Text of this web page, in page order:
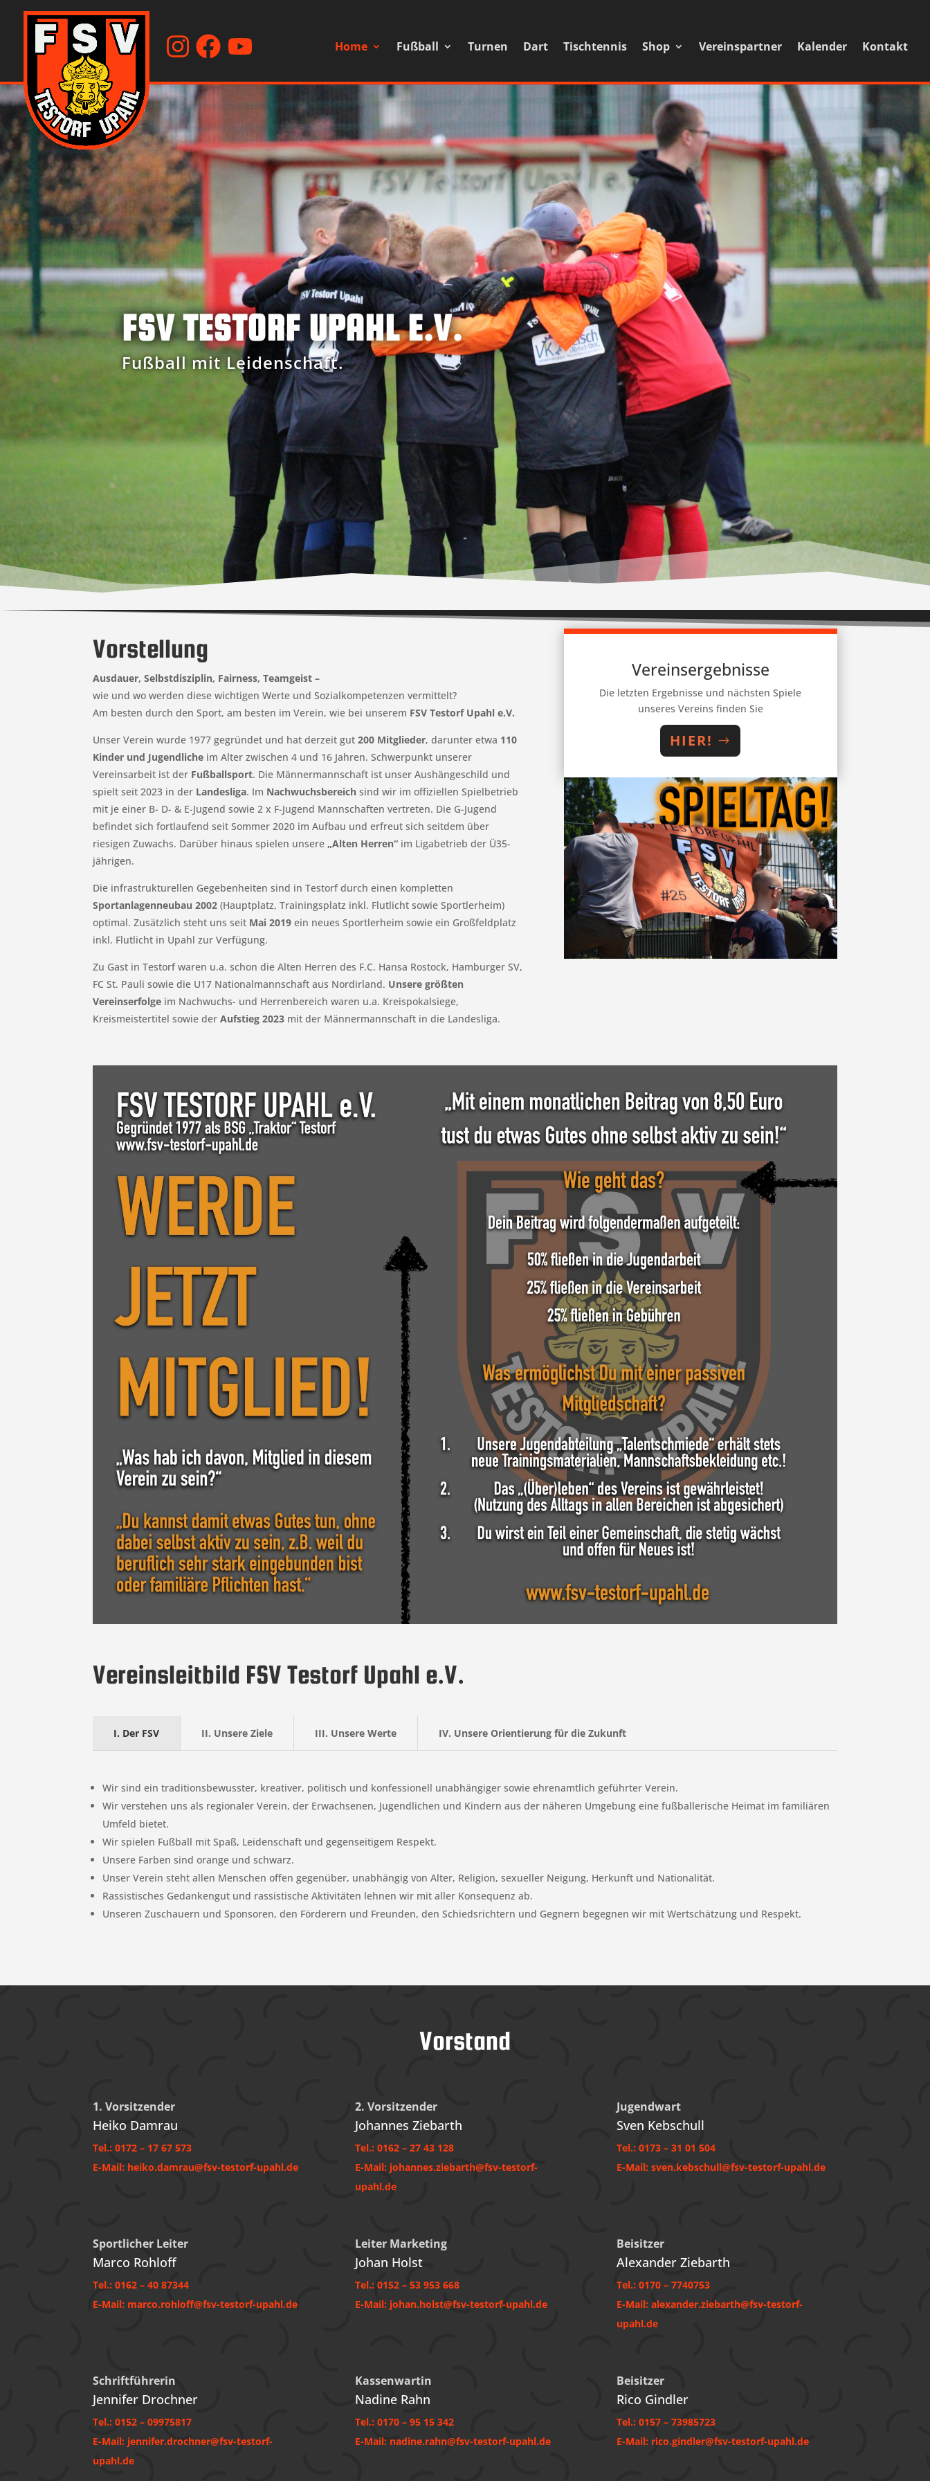
Home Fußball Turnen Dart Tischtennis Shop Vereinspartner Kalender Kontakt
FSV TESTORF UPAHL E.V.
Fußball mit Leidenschaft.
Vorstellung
Ausdauer, Selbstdisziplin, Fairness, Teamgeist –
wie und wo werden diese wichtigen Werte und Sozialkompetenzen vermittelt?
Am besten durch den Sport, am besten im Verein, wie bei unserem FSV Testorf Upahl e.V.
Unser Verein wurde 1977 gegründet und hat derzeit gut200 Mitglieder, darunter etwa 110
Kinder und Jugendliche im Alter zwischen 4 und 16 Jahren. Schwerpunkt unserer
Vereinsarbeit ist der Fußballsport. Die Männermannschaft ist unser Aushängeschild und
spielt seit 2023 in der Landesliga. Im Nachwuchsbereich sind wir im offiziellen Spielbetrieb
mit je einer B- D- & E-Jugend sowie 2 x F-Jugend Mannschaften vertreten. Die G-Jugend
befindet sich fortlaufend seit Sommer 2020 im Aufbau und erfreut sich seitdem über
riesigen Zuwachs. Darüber hinaus spielen unsere„Alten Herren“ im Ligabetrieb der Ü35-
jährigen.
Die infrastrukturellen Gegebenheiten sind in Testorf durch einen kompletten
Sportanlagenneubau 2002 (Hauptplatz, Trainingsplatz inkl. Flutlicht sowie Sportlerheim)
optimal. Zusätzlich steht uns seit Mai 2019 ein neues Sportlerheim sowie ein Großfeldplatz
inkl. Flutlicht in Upahl zur Verfügung.
Zu Gast in Testorf waren u.a. schon die Alten Herren des F.C. Hansa Rostock, Hamburger SV,
FC St. Pauli sowie die U17 Nationalmannschaft aus Nordirland. Unsere größten
Vereinserfolge im Nachwuchs- und Herrenbereich waren u.a. Kreispokalsiege,
Kreismeistertitel sowie derAufstieg 2023 mit der Männermannschaft in die Landesliga.
Vereinsergebnisse
Die letzten Ergebnisse und nächsten Spiele
unseres Vereins finden Sie
HIER!
Vereinsleitbild FSV Testorf Upahl e.V.
I. Der FSV II. Unsere Ziele III. Unsere Werte IV. Unsere Orientierung für die Zukunft
Wir sind ein traditionsbewusster, kreativer, politisch und konfessionell unabhängiger sowie ehrenamtlich geführter Verein.
Wir verstehen uns als regionaler Verein, der Erwachsenen, Jugendlichen und Kindern aus der näheren Umgebung eine fußballerische Heimat im familiären
Umfeld bietet.
Wir spielen Fußball mit Spaß, Leidenschaft und gegenseitigem Respekt.
Unsere Farben sind orange und schwarz.
Unser Verein steht allen Menschen offen gegenüber, unabhängig von Alter, Religion, sexueller Neigung, Herkunft und Nationalität.
Rassistisches Gedankengut und rassistische Aktivitäten lehnen wir mit aller Konsequenz ab.
Unseren Zuschauern und Sponsoren, den Förderern und Freunden, den Schiedsrichtern und Gegnern begegnen wir mit Wertschätzung und Respekt.
Vorstand
1. Vorsitzender
Heiko Damrau
Tel.: 0172 – 17 67 573
E-Mail: heiko.damrau@fsv-testorf-upahl.de
2. Vorsitzender
Johannes Ziebarth
Tel.: 0162 – 27 43 128
E-Mail: johannes.ziebarth@fsv-testorf-
upahl.de
Jugendwart
Sven Kebschull
Tel.: 0173 – 31 01 504
E-Mail: sven.kebschull@fsv-testorf-upahl.de
Sportlicher Leiter
Marco Rohloff
Tel.: 0162 – 40 87344
E-Mail: marco.rohloff@fsv-testorf-upahl.de
Leiter Marketing
Johan Holst
Tel.: 0152 – 53 953 668
E-Mail: johan.holst@fsv-testorf-upahl.de
Beisitzer
Alexander Ziebarth
Tel.: 0170 – 7740753
E-Mail: alexander.ziebarth@fsv-testorf-
upahl.de
Schriftführerin
Jennifer Drochner
Tel.: 0152 – 09975817‬
E-Mail: jennifer.drochner@fsv-testorf-
upahl.de
Kassenwartin
Nadine Rahn
Tel.: 0170 – 95 15 342
E-Mail: nadine.rahn@fsv-testorf-upahl.de
Beisitzer
Rico Gindler
Tel.: ‭0157 – 73985723‬
E-Mail: rico.gindler@fsv-testorf-upahl.de